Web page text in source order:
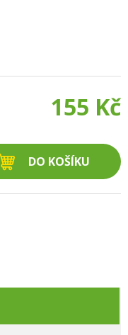
155 Kč